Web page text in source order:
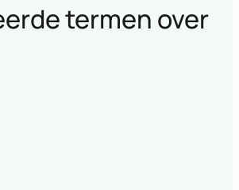
termen over